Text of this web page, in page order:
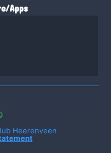
Apps
Heerenveen